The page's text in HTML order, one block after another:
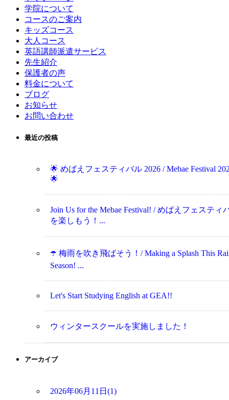
学院について
コースのご案内
キッズコース
大人コース
英語講師派遣サービス
先生紹介
保護者の声
料金について
ブログ
お知らせ
お問い合わせ
最近の投稿
🌟 めばえフェスティバル 2026 / Mebae Festival
🌟
Join Us for the Mebae Festival! / めばえフェスティ
を楽しもう！...
☂️ 梅雨を吹き飛ばそう！/ Making a Splash This
Season! ...
Let's Start Studying English at GEA!!
ウィンタースクールを実施しました！
アーカイブ
2026年06月11日(1)